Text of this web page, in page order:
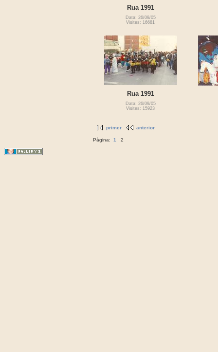
Rua 1991
Data: 26/09/05
Visites: 16681
Rua 1991
Data: 26/09/05
Visites: 15923
primer anterior
Pàgina: 1 2